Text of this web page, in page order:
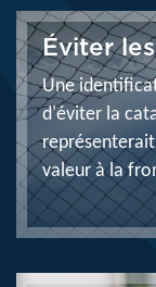
Éviter
Une
d'éviter la
représenterait
valeur à la